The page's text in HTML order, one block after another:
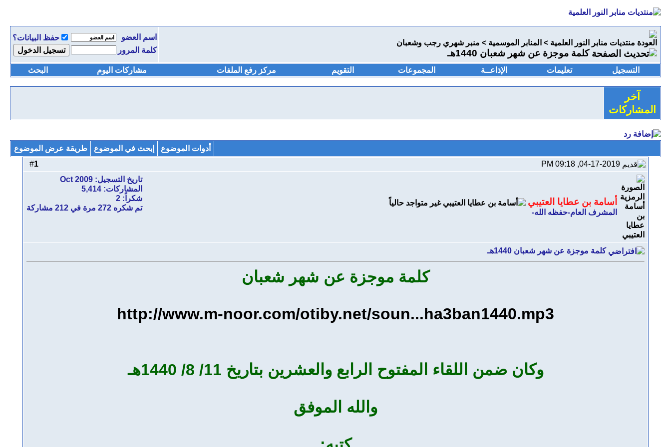
منتديات منابر النور العلمية > المنابر الموسمية > منبر شهري رجب وشعبان
كلمة موجزة عن شهر شعبان 1440هـ
اسم العضو
حفظ البيانات؟
كلمة المرور
التسجيل تعليمات الإذاعــة المجموعات التقويم مركز رفع الملفات مشاركات اليوم البحث
آخر
المشاركات
أدوات الموضوع إبحث في الموضوع
طريقة عرض الموضوع
1
أسامة بن عطايا العتيبي
المشرف العام-حفظه الله-
تاريخ التسجيل: Oct 2009
المشاركات: 5,414
شكراً: 2
تم شكره 272 مرة في 212 مشاركة
كلمة موجزة عن شهر شعبان 1440هـ
كلمة موجزة عن شهر شعبان
http://www.m-noor.com/otiby.net/soun...ha3ban1440.mp3
وكان ضمن اللقاء المفتوح الرابع والعشرين بتاريخ 11/ 8/ 1440هـ
والله الموفق